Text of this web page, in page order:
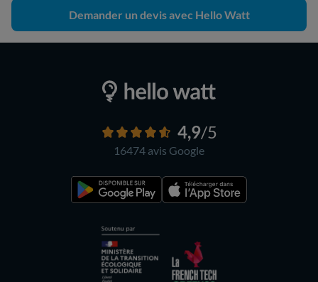
Demander un devis avec Hello Watt
4,9/5
16474 avis Google